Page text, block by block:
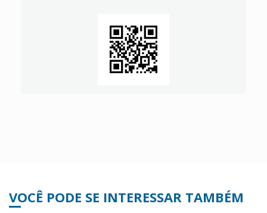
VOCÊ PODE SE INTERESSAR TAMBÉM